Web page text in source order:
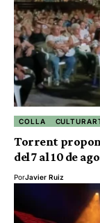
COLLA
Torrent
del 7 al 10 de
PorJavier Ruiz